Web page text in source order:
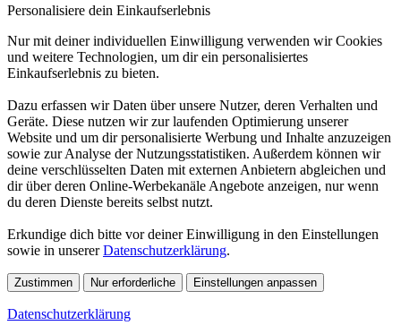
Personalisiere dein Einkaufserlebnis
Nur mit deiner individuellen Einwilligung verwenden wir Cookies
und weitere Technologien, um dir ein personalisiertes
Einkaufserlebnis zu bieten.
Dazu erfassen wir Daten über unsere Nutzer, deren Verhalten und
Geräte. Diese nutzen wir zur laufenden Optimierung unserer
Website und um dir personalisierte Werbung und Inhalte anzuzeigen
sowie zur Analyse der Nutzungsstatistiken. Außerdem können wir
deine verschlüsselten Daten mit externen Anbietern abgleichen und
dir über deren Online-Werbekanäle Angebote anzeigen, nur wenn
du deren Dienste bereits selbst nutzt.
Erkundige dich bitte vor deiner Einwilligung in den Einstellungen
sowie in unsererDatenschutzerklärung.
Zustimmen Nur erforderliche Einstellungen anpassen
Datenschutzerklärung